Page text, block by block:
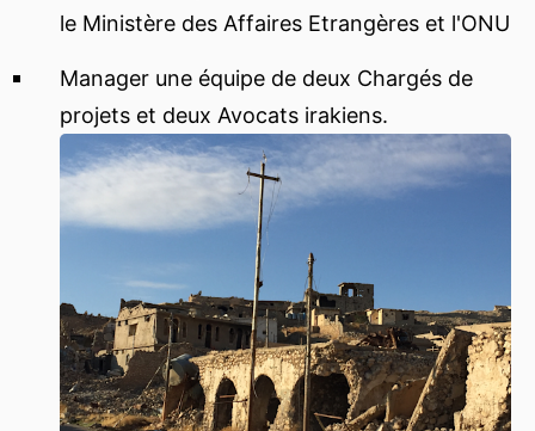
le Ministère des Affaires Etrangères et l'ONU
Manager une équipe de deux Chargés de
projets et deux Avocats irakiens.